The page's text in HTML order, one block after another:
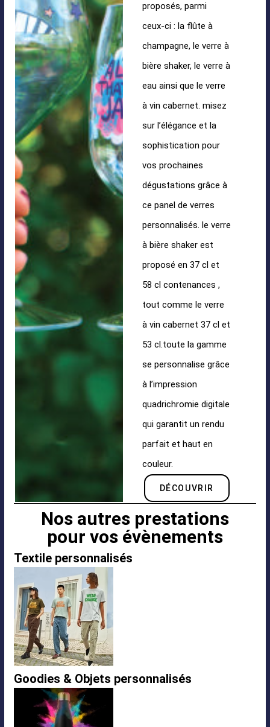
DÉCOUVRIR
proposés, parmi
ceux-ci : la flûte à
champagne, le verre à
bière shaker, le verre à
eau ainsi que le verre
à vin cabernet. misez
sur l’élégance et la
sophistication pour
vos prochaines
dégustations grâce à
ce panel de verres
personnalisés. le verre
à bière shaker est
proposé en 37 cl et
58 cl contenances ,
tout comme le verre
à vin cabernet 37 cl et
53 cl.toute la gamme
se personnalise grâce
à l’impression
quadrichromie digitale
qui garantit un rendu
parfait et haut en
couleur.
Nos autres prestations
pour vos évènements
Textile personnalisés
Goodies & Objets personnalisés